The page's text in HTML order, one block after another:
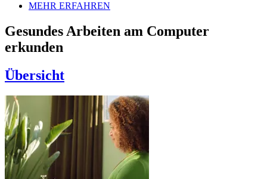
MEHR ERFAHREN
Gesundes Arbeiten am Computer
erkunden
Übersicht